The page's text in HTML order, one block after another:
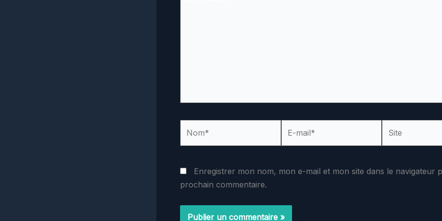
ici…
mail*
Enregistrer mon nom, mon e-mail et mon site dans le navigateur
prochain commentaire.